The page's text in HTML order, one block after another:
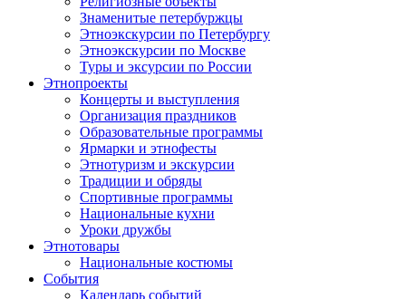
Знаменитые петербуржцы
Этноэкскурсии по Петербургу
Этноэкскурсии по Москве
Туры и эксурсии по России
Этнопроекты
Концерты и выступления
Организация праздников
Образовательные программы
Ярмарки и этнофесты
Этнотуризм и экскурсии
Традиции и обряды
Спортивные программы
Национальные кухни
Уроки дружбы
Этнотовары
Национальные костюмы
События
Календарь событий